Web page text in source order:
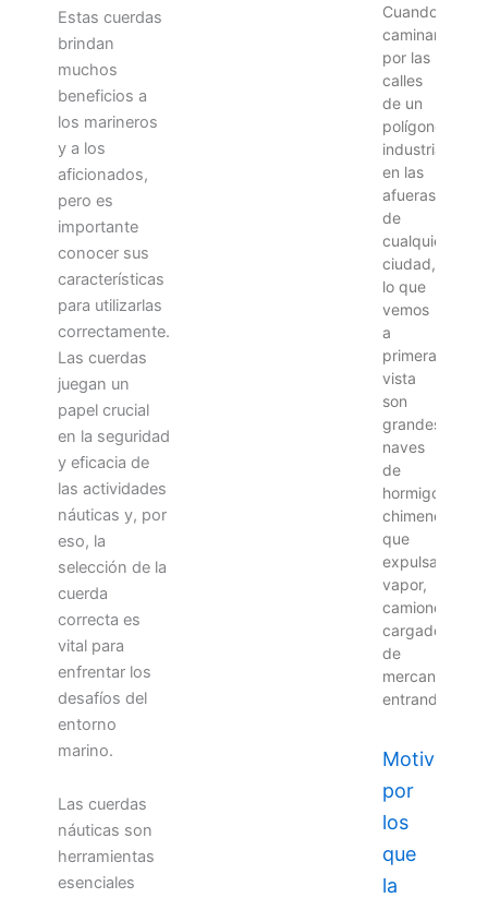
Estas cuerdas
brindan
muchos
beneficios a
los marineros
y a los
aficionados,
pero es
importante
conocer sus
características
para utilizarlas
correctamente.
Las cuerdas
juegan un
papel crucial
en la seguridad
y eficacia de
las actividades
náuticas y, por
eso, la
selección de la
cuerda
correcta es
vital para
enfrentar los
desafíos del
entorno
marino.
Las cuerdas
náuticas son
herramientas
esenciales
Cuando
caminamos
por las
calles
de un
polígono
industrial
en las
afueras
de
cualquier
ciudad,
lo que
vemos
a
primera
vista
son
grandes
naves
de
hormigón,
chimeneas
que
expulsan
vapor,
camiones
cargados
de
mercancías
entrando
Motivos
por
los
que
la